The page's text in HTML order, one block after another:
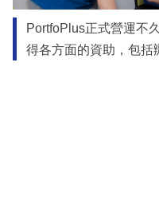
PortfoPlus正式營運不
得各方面的資助，包括